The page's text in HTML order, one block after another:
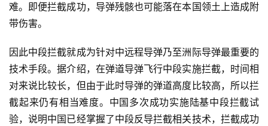
难。即便拦截成功，导弹残骸也可能落在本国领土上造成附
带伤害。
因此中段拦截就成为针对中远程导弹乃至洲际导弹最重要的
技术手段。据介绍，在弹道导弹飞行中段实施拦截，时间相
对来说比较长，但由于此时导弹的弹道高度比较高，所以拦
截起来仍有相当难度。中国多次成功实施陆基中段拦截试
验，说明中国已经掌握了中段反导拦截相关技术，拦截成功